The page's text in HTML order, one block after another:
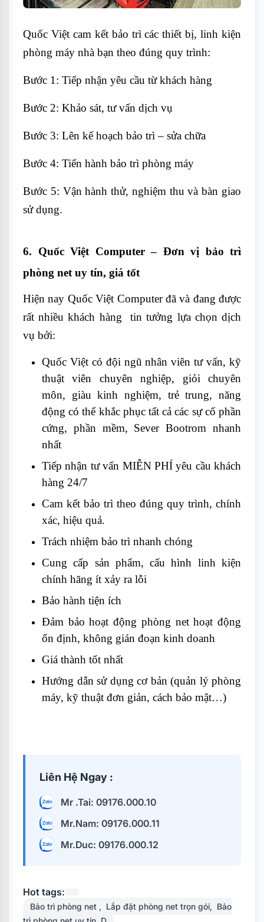
Quốc Việt cam kết bảo trì các thiết bị, linh kiện
phòng máy nhà bạn theo đúng quy trình:
Bước 1: Tiếp nhận yêu cầu từ khách hàng
Bước 2: Khảo sát, tư vấn dịch vụ
Bước 3: Lên kế hoạch bảo trì – sửa chữa
Bước 4: Tiến hành bảo trì phòng máy
Bước 5: Vận hành thử, nghiệm thu và bàn giao
sử dụng.
6. Quốc Việt Computer – Đơn vị bảo trì
phòng net uy tín, giá tốt
Hiện nay Quốc Việt Computer đã và đang được
rất nhiều khách hàng tin tưởng lựa chọn dịch
vụ bởi:
Quốc Việt có đội ngũ nhân viên tư vấn, kỹ
thuật viên chuyên nghiệp, giỏi chuyên
môn, giàu kinh nghiệm, trẻ trung, năng
động có thể khắc phục tất cả các sự cố phần
cứng, phần mềm, Sever Bootrom nhanh
nhất
Tiếp nhận tư vấn MIỄN PHÍ yêu cầu khách
hàng 24/7
Cam kết bảo trì theo đúng quy trình, chính
xác, hiệu quả.
Trách nhiệm bảo trì nhanh chóng
Cung cấp sản phẩm, cấu hình linh kiện
chính hãng ít xảy ra lỗi
Bảo hành tiện ích
Đảm bảo hoạt động phòng net hoạt động
ổn định, không gián đoạn kinh doanh
Giá thành tốt nhất
Hướng dẫn sử dụng cơ bản (quản lý phòng
máy, kỹ thuật đơn giản, cách bảo mật…)
Liên Hệ Ngay :
Mr .Tai: 09176.000.10
Mr.Nam: 09176.000.11
Mr.Duc: 09176.000.12
Hot tags:
Bảo trì phòng net , Lắp đặt phòng net trọn gói, Bảo